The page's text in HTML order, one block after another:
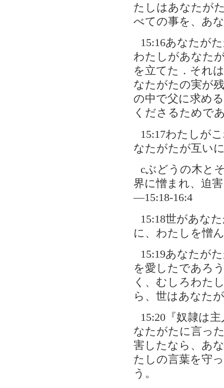
たしはあなたが
べての事を、あ
15:16あなたが
わたしがあなた
を立てた．それ
なたがたの実が
の中で父に求め
くださるためで
15:17わたしが
なたがたが互い
cぶどうの木と
界に憎まれ、迫
―15:18-16:4
15:18世があな
に、わたしを憎
15:19あなたが
を愛したであろ
く、むしろわた
ら、世はあなた
15:20『奴隷は
なたがたに言っ
害したなら、あ
たしの言葉を守
う。